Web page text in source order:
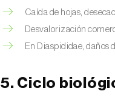
Caída de hojas,
Desvalorización
En Diaspididae, daños
5. Ciclo